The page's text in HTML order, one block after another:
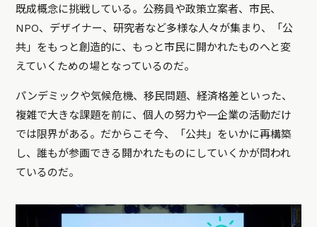
既成概念に挑戦している。公務員や政策立案者、市民、
NPO、デザイナー、研究者など多様な人々が集まり、「公
共」をもっと創造的に、もっと市民に開かれたものへと変
えていくための場となっているのだ。
パンデミックや気候危機、移民問題、経済格差といった、
複雑で大きな課題を前に、個人の努力や一企業の活動だけ
では限界がある。だからこそ今、「公共」をいかに再構築
し、誰もが参画できる開かれたものにしていくかが問われ
ているのだ。